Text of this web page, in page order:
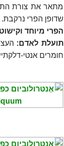
מתאר את צורת
שדופן הפרי נרקבת.
הפרי מיוחד
תועלת לאדם:
חומרים אנטי-